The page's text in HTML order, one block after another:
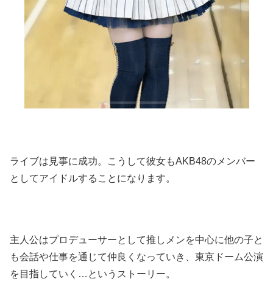
ライブは見事に成功。こうして彼女もAKB48のメンバー
としてアイドルすることになります。
主人公はプロデューサーとして推しメンを中心に他の子と
も会話や仕事を通じて仲良くなっていき、東京ドーム公演
を目指していく…というストーリー。